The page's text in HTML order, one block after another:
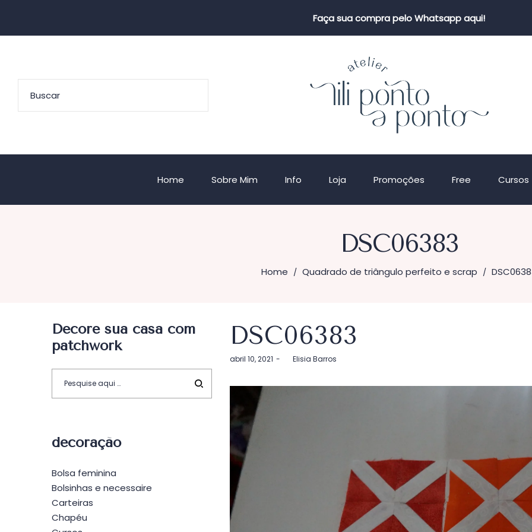
Faça sua compra pelo Whatsapp aqui!
Home Sobre Mim Info Loja Promoções Free Cursos
DSC06383
Home / Quadrado de triângulo perfeito e scrap /
DSC06383
Postado
abril 10, 2021 byElisia Barros
Decore sua casa com
patchwork
decoração
Bolsa feminina
Bolsinhas e necessaire
Carteiras
Chapéu